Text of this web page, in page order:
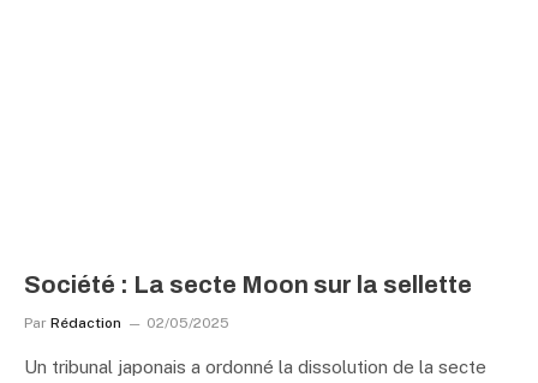
Société : La secte Moon sur la sellette
Par Rédaction 02/05/2025
Un tribunal japonais a ordonné la dissolution de la secte